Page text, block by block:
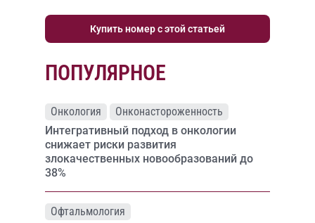
Купить номер с этой статьей
ПОПУЛЯРНОЕ
Онкология
Онконастороженность
Интегративный подход в онкологии
снижает риски развития
злокачественных новообразований до
38%
Офтальмология